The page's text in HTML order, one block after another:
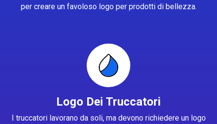
per creare un favoloso logo per prodotti di bellezza.
Logo Dei Truccatori
I truccatori lavorano da soli, ma devono richiedere un logo